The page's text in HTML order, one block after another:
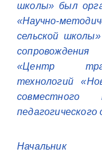
школы» был
«Научно-
сельской
сопровождения
«Центр
технологий
Начальник